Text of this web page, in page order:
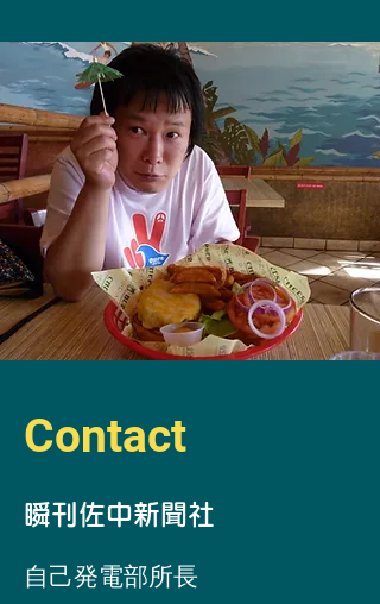
Contact
​瞬刊佐中新聞社
自己発電部所長